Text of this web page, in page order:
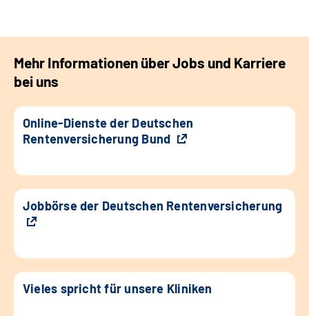
Mehr Informationen über Jobs und Karriere
bei uns
Online-Dienste der Deutschen
Rentenversicherung Bund
Jobbörse der Deutschen Rentenversicherung
Vieles spricht für unsere Kliniken